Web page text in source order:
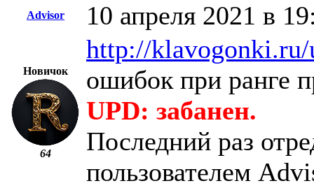
Advisor 10 апреля 2021 в
Новичок
64
http://klavogonki.ru/
ошибок при ранге
UPD: забанен.
Последний раз
пользователем